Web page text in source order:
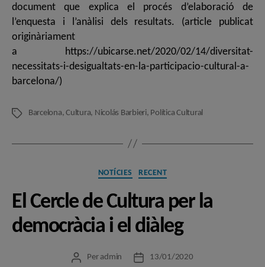
document que explica el procés d’elaboració de
l’enquesta i l’anàlisi dels resultats. (article publicat
originàriament
a https://ubicarse.net/2020/02/14/diversitat-
necessitats-i-desigualtats-en-la-participacio-cultural-a-
barcelona/)
EtiquetesBarcelona,Cultura, Nicolás Barbieri, Política Cultural
Categories
NOTÍCIES RECENT
El Cercle de Cultura per la
democràcia i el diàleg
Autor
Per admin
Data13/01/2020